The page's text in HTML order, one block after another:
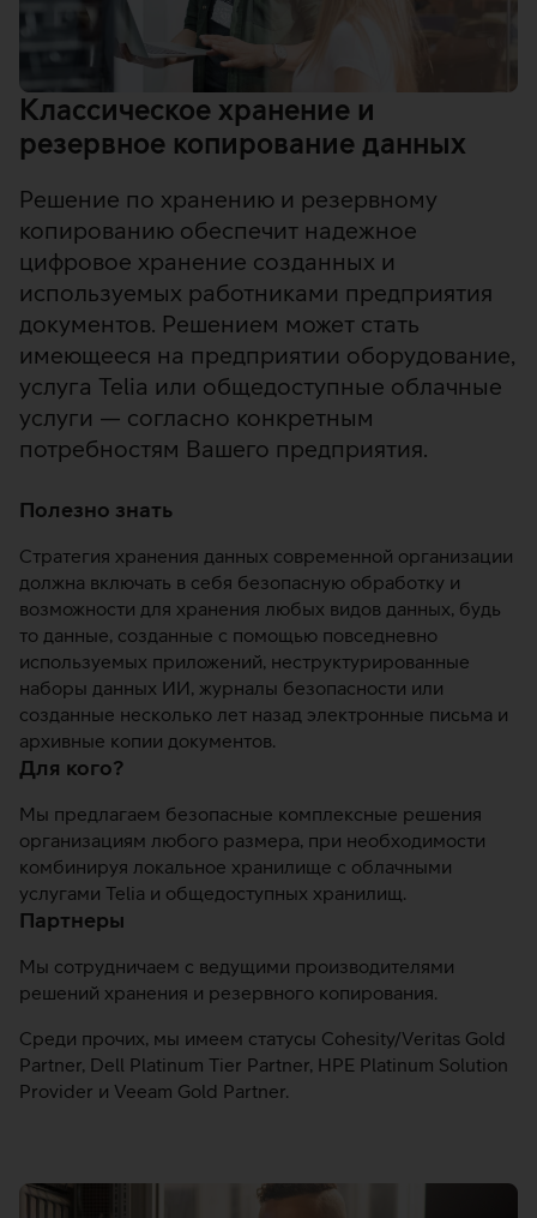
Классическое хранение и
резервное копирование данных
Решение по хранению и резервному
копированию обеспечит надежное
цифровое хранение созданных и
используемых работниками предприятия
документов. Решением может стать
имеющееся на предприятии оборудование,
услуга Telia или общедоступные облачные
услуги — согласно конкретным
потребностям Вашего предприятия.
Полезно знать
Стратегия хранения данных современной организации
должна включать в себя безопасную обработку и
возможности для хранения любых видов данных, будь
то данные, созданные с помощью повседневно
используемых приложений, неструктурированные
наборы данных ИИ, журналы безопасности или
созданные несколько лет назад электронные письма и
архивные копии документов.
Для кого?
Мы предлагаем безопасные комплексные решения
организациям любого размера, при необходимости
комбинируя локальное хранилище с облачными
услугами Telia и общедоступных хранилищ.
Партнеры
Мы сотрудничаем с ведущими производителями
решений хранения и резервного копирования.
Среди прочих, мы имеем статусы Cohesity/Veritas Gold
Partner, Dell Platinum Tier Partner, HPE Platinum Solution
Provider и Veeam Gold Partner.